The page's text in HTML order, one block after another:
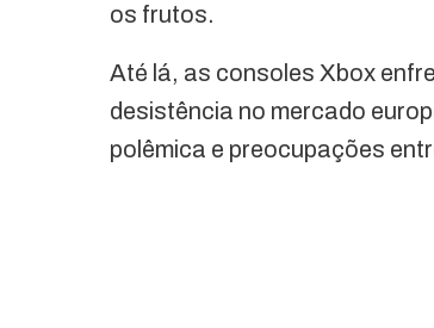
os frutos.
Até lá, as consoles Xbox
desistência no mercado
polêmica e preocupações